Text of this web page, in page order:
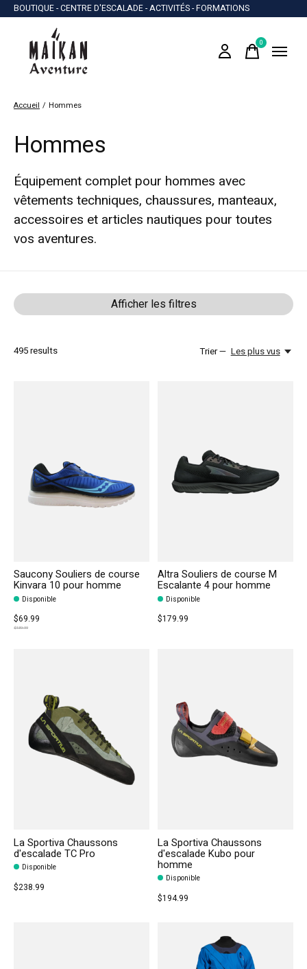
BOUTIQUE - CENTRE D'ESCALADE - ACTIVITÉS - FORMATIONS
0items
Accueil / Hommes
Hommes
Équipement complet pour hommes avec
vêtements techniques, chaussures, manteaux,
accessoires et articles nautiques pour toutes
vos aventures.
Afficher les filtres
495results Trier — Les plus vus
Saucony Souliers de course
Kinvara 10 pour homme
Disponible
$69.99
$139.99
Altra Souliers de course M
Escalante 4 pour homme
Disponible
$179.99
La Sportiva Chaussons
d'escalade TC Pro
Disponible
$238.99
La Sportiva Chaussons
d'escalade Kubo pour
homme
Disponible
$194.99